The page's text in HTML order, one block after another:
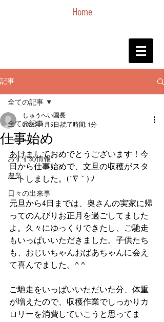
Home
記事
全ての記事
ニュース
おすすめ情報
農業
日々の出来事
全ての記事
仕事始め
しゅうへい園長
2025年1月5日 読了時間: 1分
あけましておめでとうございます！今
日から仕事始めで、文旦の収穫がスタ
ートしました。(´∇｀) ﾉ
元旦から4日までは、奥さんの実家に帰
ってのんびりお正月を過ごしてました
よ。久々にゆっくりできたし、ご馳走
もいっぱいいただきました。子供たち
も、おじいちゃんおばあちゃんに会え
て喜んでました。^ ^
ご馳走をいっぱいいただいた分、体重
が増えたので、収穫作業でしっかりカ
ロリーを消費していこうと思ってま